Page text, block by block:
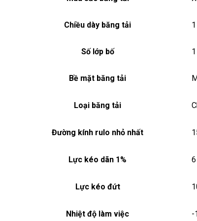
Chiều dày băng tải
Số lớp bố 1
Bề mặt băng tải
Loại băng tải
Đường kính rulo nhỏ nhất
Lực kéo dãn 1%
Lực kéo đứt
Nhiệt độ làm việc -